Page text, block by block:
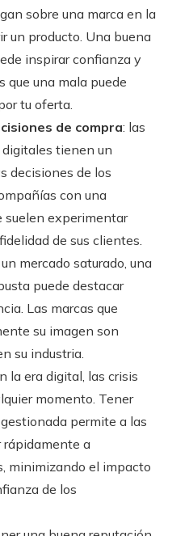
sobre una marca en la
un producto. Una buena
inspirar confianza y
que una mala puede
tu oferta.
de compra: las
tienen un
decisiones de los
con una
suelen experimentar
de sus clientes.
mercado saturado, una
puede destacar
Las marcas que
su imagen son
su industria.
la era digital, las crisis
momento. Tener
permite a las
rápidamente a
minimizando el impacto
de los